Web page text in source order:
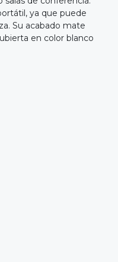
ya que puede
Su acabado mate
en color blanco